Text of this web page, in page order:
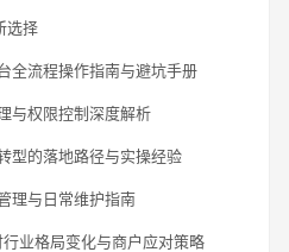
选择
全流程操作指南与避坑手册
与权限控制深度解析
型的落地路径与实操经验
理与日常维护指南
业格局变化与商户应对策略